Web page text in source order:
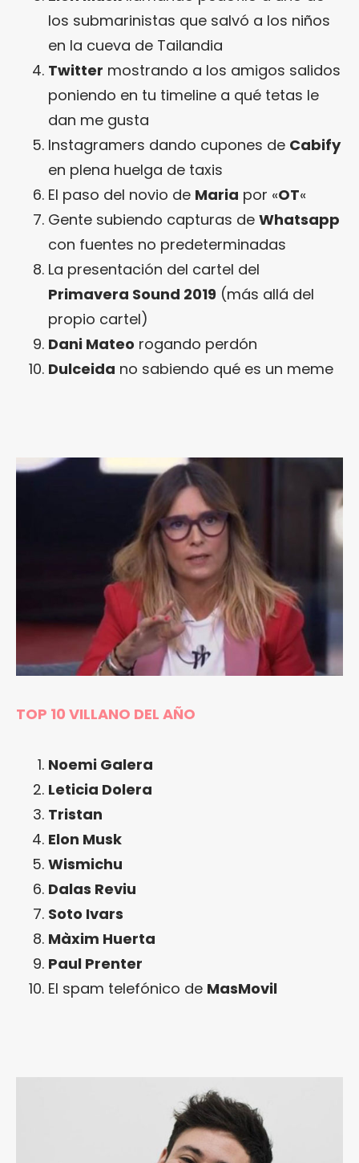
los submarinistas que salvó a los niños
en la cueva de Tailandia
Twitter mostrando a los amigos salidos
poniendo en tu timeline a qué tetas le
dan me gusta
Instagramers dando cupones de Cabify
en plena huelga de taxis
El paso del novio de Maria por «OT«
Gente subiendo capturas de Whatsapp
con fuentes no predeterminadas
La presentación del cartel del
Primavera Sound 2019 (más allá del
propio cartel)
Dani Mateo rogando perdón
Dulceida no sabiendo qué es un meme
TOP 10 VILLANO DEL AÑO
Noemi Galera
Leticia Dolera
Tristan
Elon Musk
Wismichu
Dalas Reviu
Soto Ivars
Màxim Huerta
Paul Prenter
El spam telefónico de MasMovil